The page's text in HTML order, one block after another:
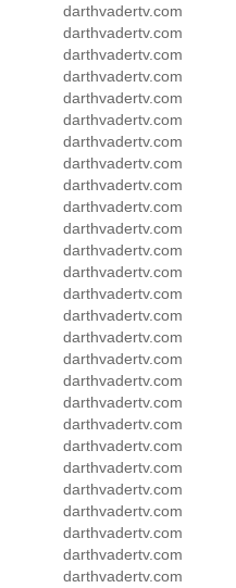
darthvadertv.com
darthvadertv.com
darthvadertv.com
darthvadertv.com
darthvadertv.com
darthvadertv.com
darthvadertv.com
darthvadertv.com
darthvadertv.com
darthvadertv.com
darthvadertv.com
darthvadertv.com
darthvadertv.com
darthvadertv.com
darthvadertv.com
darthvadertv.com
darthvadertv.com
darthvadertv.com
darthvadertv.com
darthvadertv.com
darthvadertv.com
darthvadertv.com
darthvadertv.com
darthvadertv.com
darthvadertv.com
darthvadertv.com
darthvadertv.com